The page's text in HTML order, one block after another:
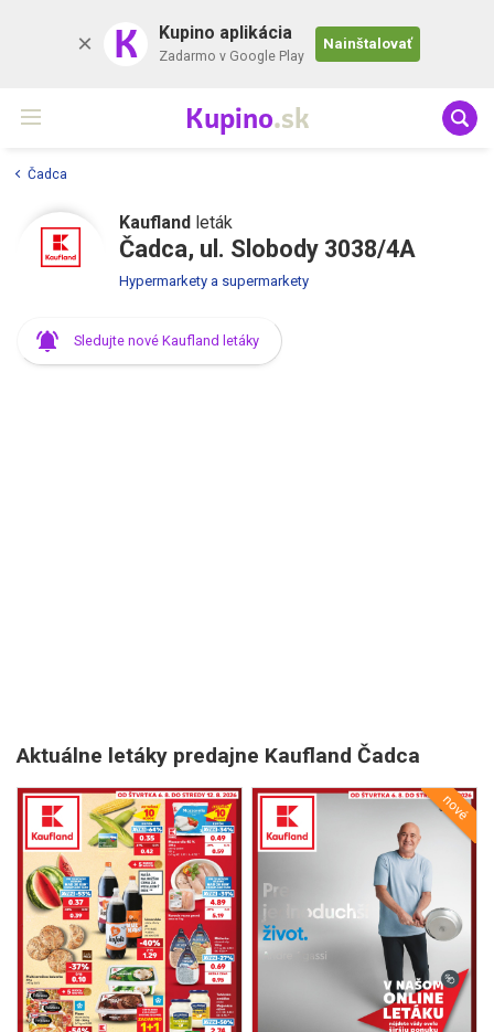
K Kupino aplikácia
Zadarmo v Google Play
Nainštalovať
Kupino.sk
Čadca
Kaufland leták
Čadca, ul. Slobody 3038/4A
Hypermarkety a supermarkety
Sledujte nové Kaufland letáky
Aktuálne letáky predajne Kaufland Čadca
nové